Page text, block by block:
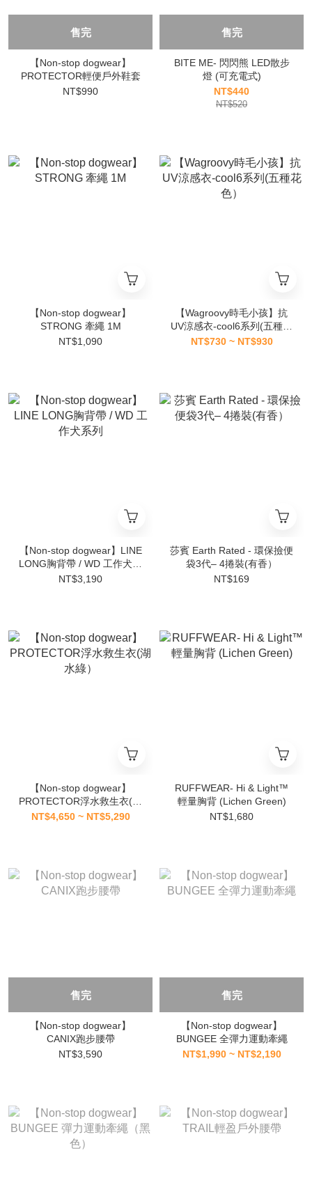
售完
【Non-stop dogwear】
PROTECTOR輕便戶外鞋套
NT$990
售完
BITE ME- 閃閃熊 LED散步
燈 (可充電式)
NT$440
NT$520
【Non-stop dogwear】
STRONG 牽繩 1M
NT$1,090
【Wagroovy時毛小孩】抗
UV涼感衣-cool6系列(五種花
色）
NT$730 ~ NT$930
【Non-stop dogwear】LINE
LONG胸背帶 / WD 工作犬系
列
NT$3,190
莎賓 Earth Rated - 環保撿便
袋3代– 4捲裝(有香）
NT$169
【Non-stop dogwear】
PROTECTOR浮水救生衣(湖
水綠）
NT$4,650 ~ NT$5,290
RUFFWEAR- Hi & Light™
輕量胸背 (Lichen Green)
NT$1,680
售完
【Non-stop dogwear】
CANIX跑步腰帶
NT$3,590
售完
【Non-stop dogwear】
BUNGEE 全彈力運動牽繩
NT$1,990 ~ NT$2,190